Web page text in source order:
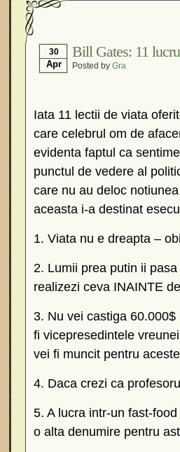
30
Apr
Bill Gates: 11
Posted by Gra
Iata 11 lectii de viata
care celebrul om de
evidenta faptul ca
punctul de vedere al
care nu au deloc
aceasta i-a destinat
1. Viata nu e dreapta –
2. Lumii prea putin ii
realizezi ceva INAINTE
3. Nu vei castiga
fi vicepresedintele
vei fi muncit pentru
4. Daca crezi ca
5. A lucra intr-un fast-
o alta denumire pentru